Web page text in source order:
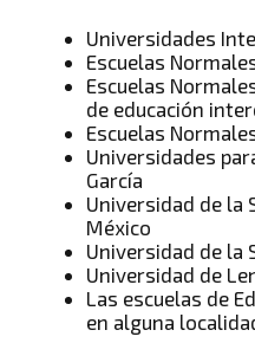
Universidades
Escuelas
Escuelas
de educación
Escuelas
Universidades
García
Universidad de la
México
Universidad de la
Universidad de
Las escuelas de
en alguna